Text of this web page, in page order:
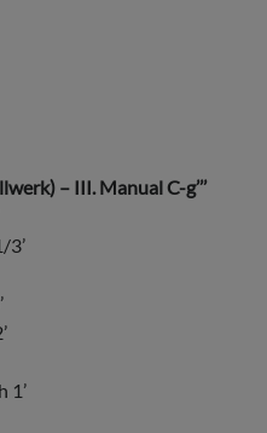
– III. Manual C-g’’’
3’
1’